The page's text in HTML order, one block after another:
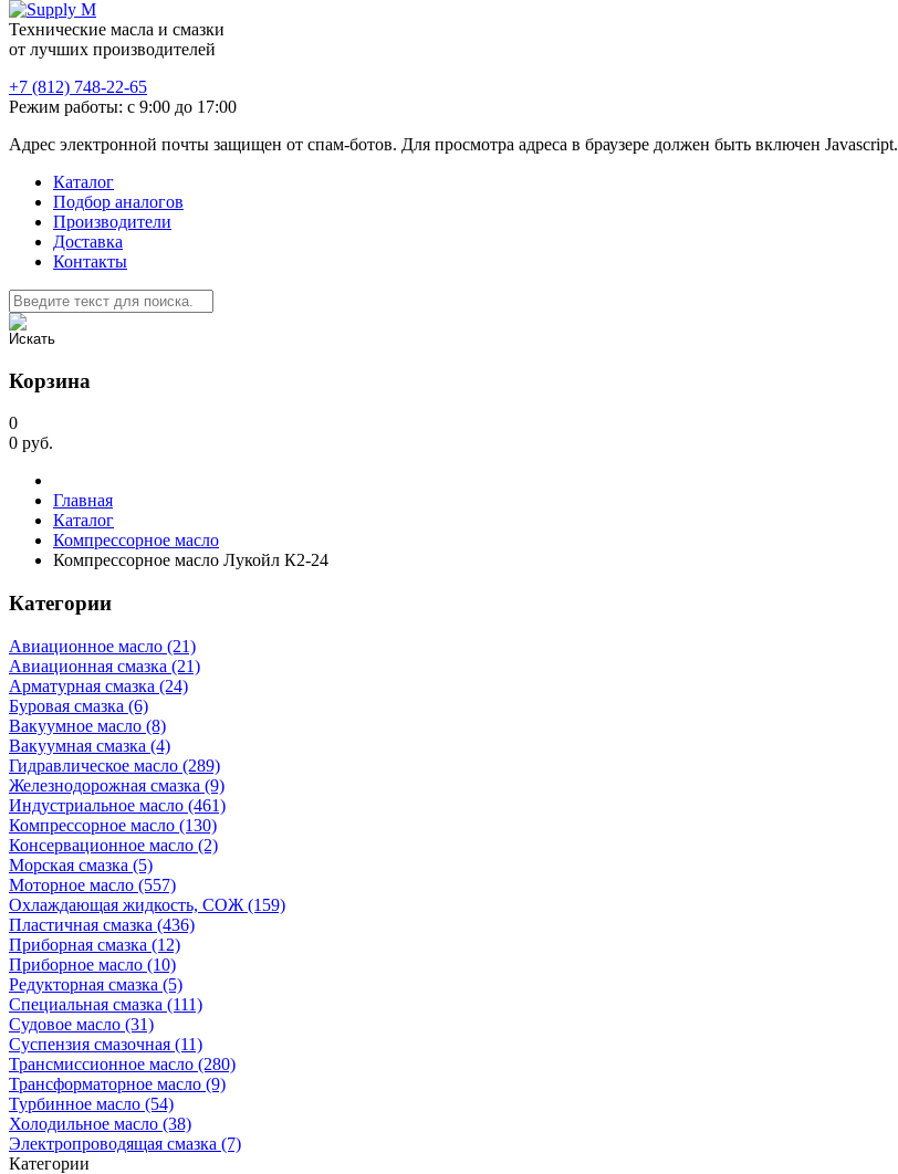
Технические масла и смазки
от лучших производителей
+7 (812) 748-22-65
Режим работы: с 9:00 до 17:00
Адрес электронной почты защищен от спам-ботов. Для просмотра адреса в браузере должен быть включен Javascript.
Каталог
Подбор аналогов
Производители
Доставка
Контакты
Корзина
0
0 руб.
Главная
Каталог
Компрессорное масло
Компрессорное масло Лукойл К2-24
Категории
Авиационное масло (21)
Авиационная смазка (21)
Арматурная смазка (24)
Буровая смазка (6)
Вакуумное масло (8)
Вакуумная смазка (4)
Гидравлическое масло (289)
Железнодорожная смазка (9)
Индустриальное масло (461)
Компрессорное масло (130)
Консервационное масло (2)
Морская смазка (5)
Моторное масло (557)
Охлаждающая жидкость, СОЖ (159)
Пластичная смазка (436)
Приборная смазка (12)
Приборное масло (10)
Редукторная смазка (5)
Специальная смазка (111)
Судовое масло (31)
Суспензия смазочная (11)
Трансмиссионное масло (280)
Трансформаторное масло (9)
Турбинное масло (54)
Холодильное масло (38)
Электропроводящая смазка (7)
Категории